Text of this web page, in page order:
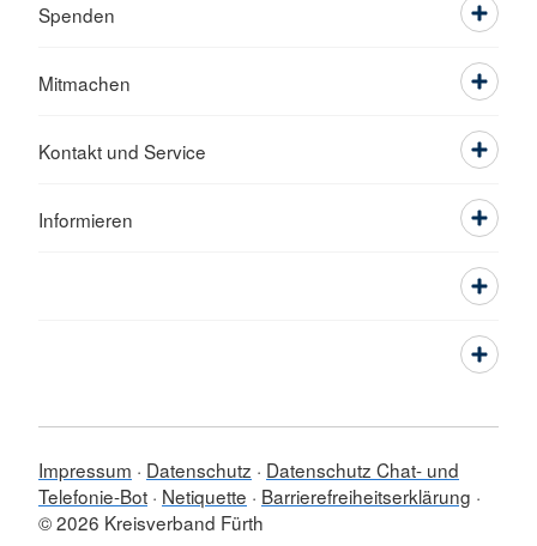
Spenden
Mitmachen
Kontakt und Service
Informieren
Impressum Datenschutz
Datenschutz Chat- und
Telefonie-Bot Netiquette
Barrierefreiheitserklärung
© 2026 Kreisverband Fürth